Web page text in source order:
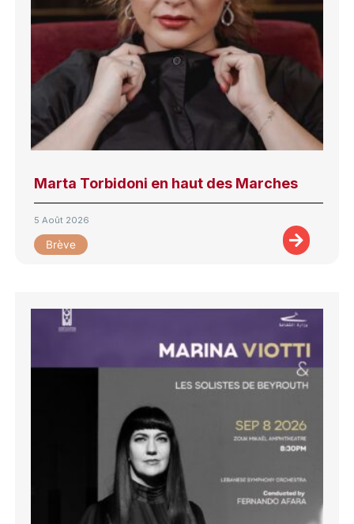
Marta Torbidoni en haut des Marches
5 Août 2026
Brève